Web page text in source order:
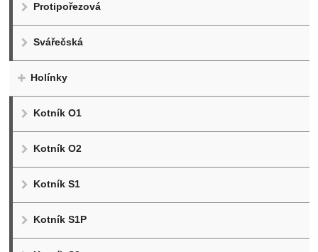
Protipořezová
Svářečská
Holínky
Kotník O1
Kotník O2
Kotník S1
Kotník S1P